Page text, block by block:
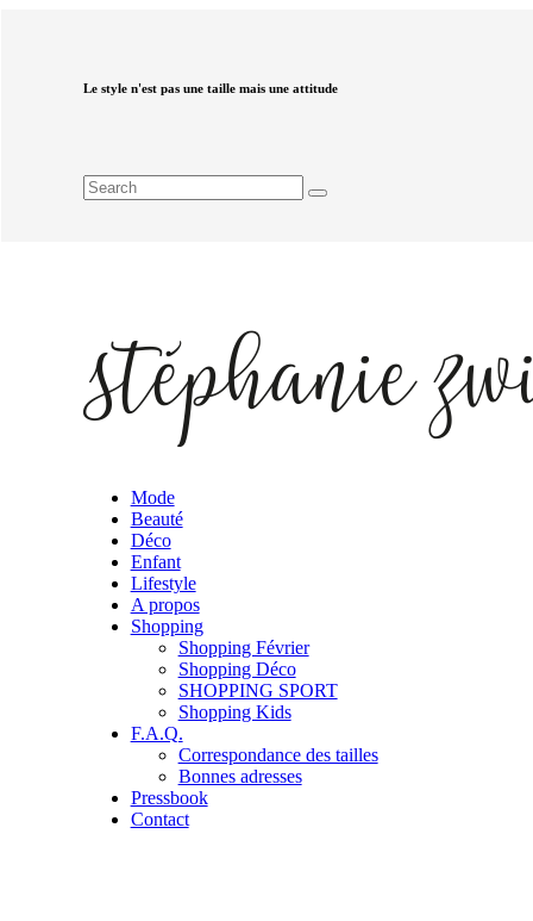
Le style n'est pas une taille mais une attitude
Mode
Beauté
Déco
Enfant
Lifestyle
A propos
Shopping
Shopping Février
Shopping Déco
SHOPPING SPORT
Shopping Kids
F.A.Q.
Correspondance des tailles
Bonnes adresses
Pressbook
Contact